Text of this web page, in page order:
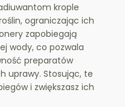
krople
ograniczając ich
zapobiegają
wody, co pozwala
preparatów
uprawy. Stosując, te
i zwiększasz ich